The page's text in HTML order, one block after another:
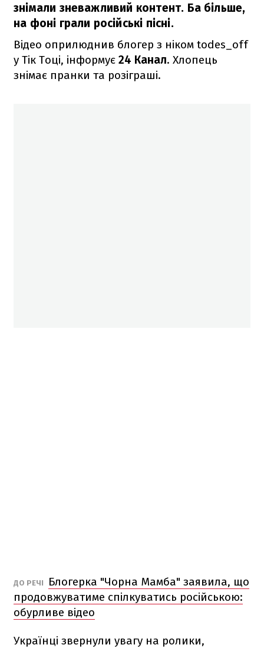
знімали зневажливий контент. Ба більше,
на фоні грали російські пісні.
Відео оприлюднив блогер з ніком todes_off
у Тік Тоці, інформує 24 Канал. Хлопець
знімає пранки та розіграші.
ДО РЕЧІ
Блогерка "Чорна Мамба" заявила, що
продовжуватиме спілкуватись російською:
обурливе відео
Українці звернули увагу на ролики,